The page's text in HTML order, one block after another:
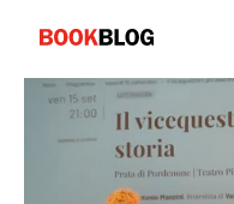
contenuto
Bookblog